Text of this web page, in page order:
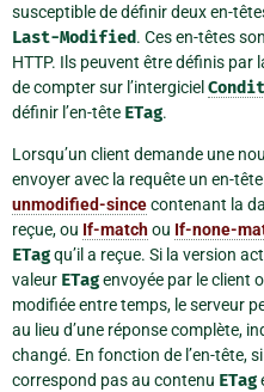
susceptible de définir deux en-
Last-Modified. Ces en-têtes
HTTP. Ils peuvent être définis par
de compter sur l’intergiciel
définir l’en-tête ETag.
Lorsqu’un client demande une
envoyer avec la requête un en-
unmodified-sincecontenant la
reçue, ou If-matchou If-none-
ETagqu’il a reçue. Si la version
valeur ETagenvoyée par le client
modifiée entre temps, le serveur
au lieu d’une réponse complète,
changé. En fonction de l’en-tête,
correspond pas au contenu ETag